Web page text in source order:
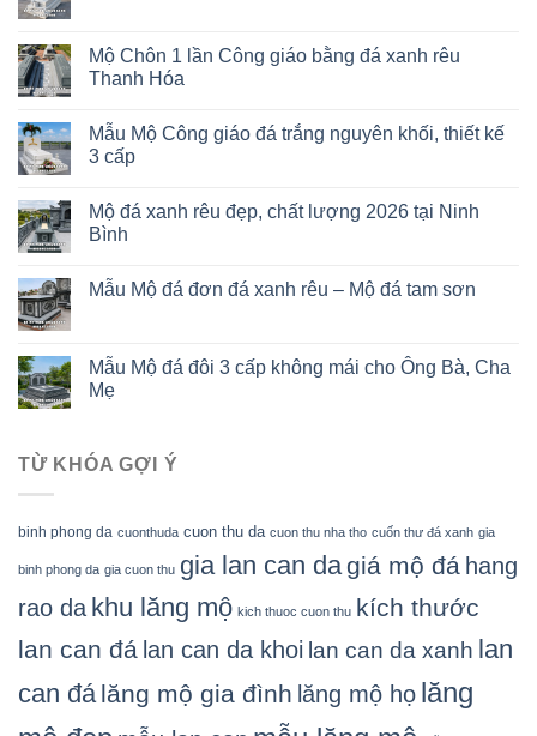
Mộ Chôn 1 lần Công giáo bằng đá xanh rêu
Thanh Hóa
Mẫu Mộ Công giáo đá trắng nguyên khối, thiết kế
3 cấp
Mộ đá xanh rêu đẹp, chất lượng 2026 tại Ninh
Bình
Mẫu Mộ đá đơn đá xanh rêu – Mộ đá tam sơn
Mẫu Mộ đá đôi 3 cấp không mái cho Ông Bà, Cha
Mẹ
TỪ KHÓA GỢI Ý
binh phong da cuonthuda cuon thu da cuon thu nha tho cuốn thư đá xanh gia
binh phong da gia cuon thu gia lan can dagiá mộ đá hang
rao da khu lăng mộ kich thuoc cuon thu kích thước
lan can đá lan can da khoi lan can da xanh lan
can đá lăng mộ gia đình lăng mộ họ lăng